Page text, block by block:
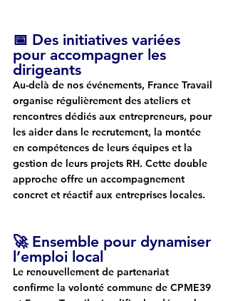
📅 Des initiatives variées
pour accompagner les
dirigeants
Au-delà de nos événements, France Travail
organise régulièrement des ateliers et
rencontres dédiés aux entrepreneurs, pour
les aider dans le recrutement, la montée
en compétences de leurs équipes et la
gestion de leurs projets RH. Cette double
approche offre un accompagnement
concret et réactif aux entreprises locales.
🚀 Ensemble pour dynamiser
l’emploi local
Le renouvellement de partenariat
confirme la volonté commune de CPME39